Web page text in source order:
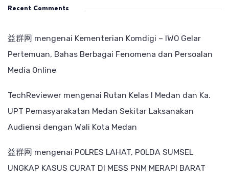
Recent Comments
益群网 mengenai Kementerian Komdigi – IWO Gelar
Pertemuan, Bahas Berbagai Fenomena dan Persoalan
Media Online
TechReviewer mengenai Rutan Kelas I Medan dan Ka.
UPT Pemasyarakatan Medan Sekitar Laksanakan
Audiensi dengan Wali Kota Medan
益群网 mengenai POLRES LAHAT, POLDA SUMSEL
UNGKAP KASUS CURAT DI MESS PNM MERAPI BARAT